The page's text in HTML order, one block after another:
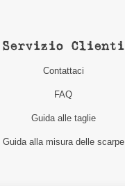
Servizio Clienti
Contattaci
FAQ
Guida alle taglie
Guida alla misura delle scarpe